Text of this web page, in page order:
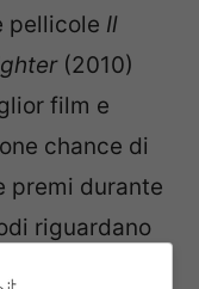
pellicole Il
(2010)
film e
chance di
premi durante
riguardano
attori. Il